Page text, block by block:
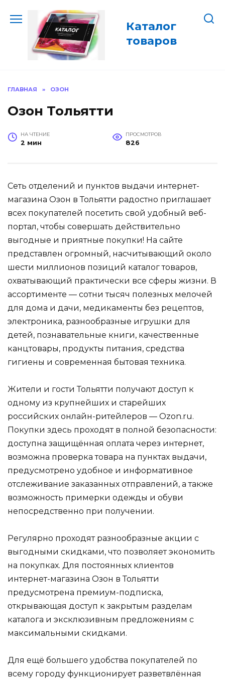
содержанию
Каталог
товаров
ГЛАВНАЯ » ОЗОН
Озон Тольятти
НА ЧТЕНИЕ
2 мин
ПРОСМОТРОВ
826
Сеть отделений и пунктов выдачи интернет-
магазина Озон в Тольятти радостно приглашает
всех покупателей посетить свой удобный веб-
портал, чтобы совершать действительно
выгодные и приятные покупки! На сайте
представлен огромный, насчитывающий около
шести миллионов позиций каталог товаров,
охватывающий практически все сферы жизни. В
ассортименте — сотни тысяч полезных мелочей
для дома и дачи, медикаменты без рецептов,
электроника, разнообразные игрушки для
детей, познавательные книги, качественные
канцтовары, продукты питания, средства
гигиены и современная бытовая техника.
Жители и гости Тольятти получают доступ к
одному из крупнейших и старейших
российских онлайн-ритейлеров — Ozon.ru.
Покупки здесь проходят в полной безопасности:
доступна защищённая оплата через интернет,
возможна проверка товара на пунктах выдачи,
предусмотрено удобное и информативное
отслеживание заказанных отправлений, а также
возможность примерки одежды и обуви
непосредственно при получении.
Регулярно проходят разнообразные акции с
выгодными скидками, что позволяет экономить
на покупках. Для постоянных клиентов
интернет-магазина Озон в Тольятти
предусмотрена премиум-подписка,
открывающая доступ к закрытым разделам
каталога и эксклюзивным предложениям с
максимальными скидками.
Для ещё большего удобства покупателей по
всему городу функционирует разветвлённая